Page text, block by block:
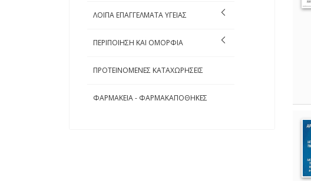
ΛΟΙΠΑ ΕΠΑΓΓΕΛΜΑΤΑ ΥΓΕΙΑΣ
ΠΕΡΙΠΟΙΗΣΗ ΚΑΙ ΟΜΟΡΦΙΑ
ΠΡΟΤΕΙΝΟΜΕΝΕΣ ΚΑΤΑΧΩΡΗΣΕΙΣ
ΦΑΡΜΑΚΕΙΑ - ΦΑΡΜΑΚΑΠΟΘΗΚΕΣ